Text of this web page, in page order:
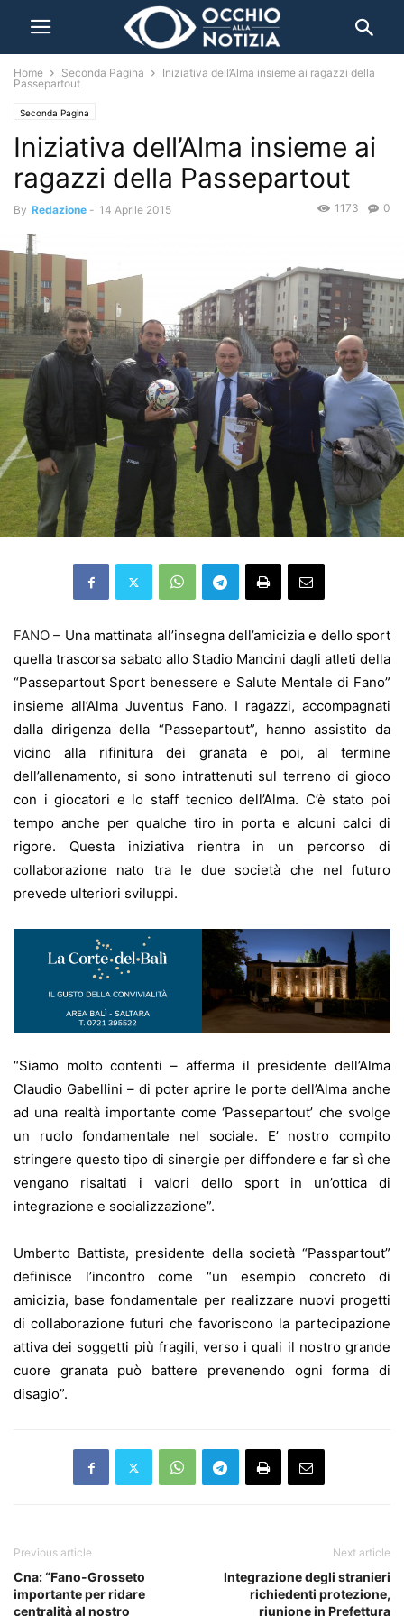
Home Seconda Pagina
Iniziativa dell’Alma insieme ai ragazzi della
Passepartout
Seconda Pagina
Iniziativa dell’Alma insieme ai
ragazzi della Passepartout
By Redazione - 14 Aprile 2015 0
1173
FANO – Una mattinata all’insegna dell’amicizia e dello sport
quella trascorsa sabato allo Stadio Mancini dagli atleti della
“Passepartout Sport benessere e Salute Mentale di Fano”
insieme all’Alma Juventus Fano. I ragazzi, accompagnati
dalla dirigenza della “Passepartout”, hanno assistito da
vicino alla rifinitura dei granata e poi, al termine
dell’allenamento, si sono intrattenuti sul terreno di gioco
con i giocatori e lo staff tecnico dell’Alma. C’è stato poi
tempo anche per qualche tiro in porta e alcuni calci di
rigore. Questa iniziativa rientra in un percorso di
collaborazione nato tra le due società che nel futuro
prevede ulteriori sviluppi.
“Siamo molto contenti – afferma il presidente dell’Alma
Claudio Gabellini – di poter aprire le porte dell’Alma anche
ad una realtà importante come ‘Passepartout’ che svolge
un ruolo fondamentale nel sociale. E’ nostro compito
stringere questo tipo di sinergie per diffondere e far sì che
vengano risaltati i valori dello sport in un’ottica di
integrazione e socializzazione”.
Umberto Battista, presidente della società “Passpartout”
definisce l’incontro come “un esempio concreto di
amicizia, base fondamentale per realizzare nuovi progetti
di collaborazione futuri che favoriscono la partecipazione
attiva dei soggetti più fragili, verso i quali il nostro grande
cuore granata può battere prevenendo ogni forma di
disagio”.
Previous article
Cna: “Fano-Grosseto
importante per ridare
centralità al nostro
Next article
Integrazione degli stranieri
richiedenti protezione,
riunione in Prefettura